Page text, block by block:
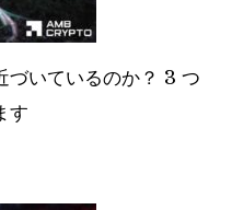
づいているのか？ 3 つ
す